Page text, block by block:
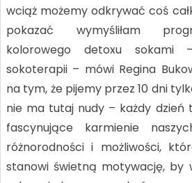
wciąż możemy odkrywać coś
pokazać wymyśliłam
kolorowego detoxu sokami
sokoterapii – mówi Regina
na tym, że pijemy przez 10 dni
nie ma tutaj nudy – każdy dzień
fascynujące karmienie
różnorodności i możliwości,
stanowi świetną motywację,